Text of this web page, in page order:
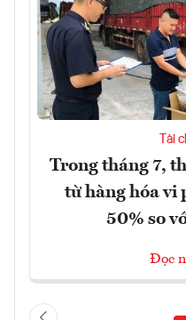
Tài
Trong tháng 7,
từ hàng hóa vi
50% so
Đọc